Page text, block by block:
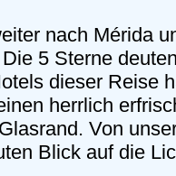
nach Mérida
5 Sterne
dieser Reise
herrlich
Von
Blick auf die